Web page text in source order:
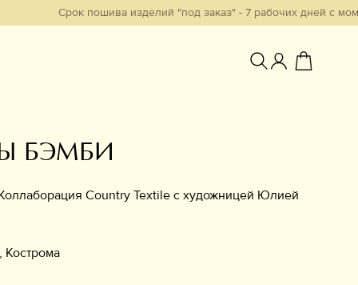
Срок пошива изделий "под заказ" - 7 рабочих дней с момента
БЭМБИ
Country Textile с художницей Юлией
Кострома